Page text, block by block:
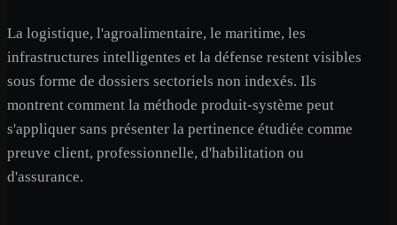
La logistique, l'agroalimentaire, le maritime, les
infrastructures intelligentes et la défense restent visibles
sous forme de dossiers sectoriels non indexés. Ils
montrent comment la méthode produit-système peut
s'appliquer sans présenter la pertinence étudiée comme
preuve client, professionnelle, d'habilitation ou
d'assurance.